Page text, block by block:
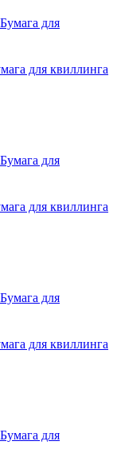
для квиллинга
для квиллинга
для квиллинга